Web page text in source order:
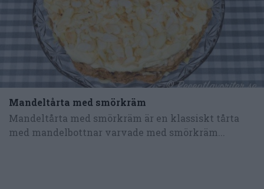
Mandeltårta med smörkräm
Mandeltårta med smörkräm är en klassiskt tårta
med mandelbottnar varvade med smörkräm...